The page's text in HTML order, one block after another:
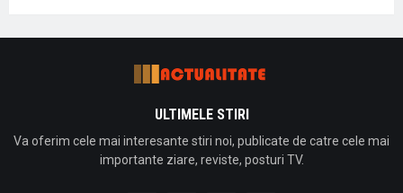
ULTIMELE STIRI
Va oferim cele mai interesante stiri noi, publicate de catre cele mai
importante ziare, reviste, posturi TV.